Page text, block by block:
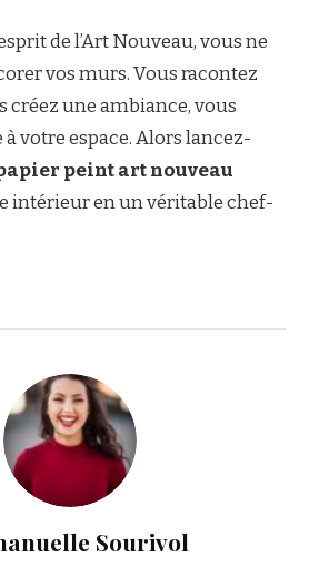
de l’Art Nouveau, vous ne
vos murs. Vous racontez
créez une ambiance, vous
votre espace. Alors lancez-
peint art nouveau
intérieur en un véritable chef-
Sourivol